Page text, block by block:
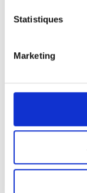
Statistiques
Marketing
tout autre
toujours
Si vous
produit
indiqué à
Y a-t-il
pas de
irradiant
aucun